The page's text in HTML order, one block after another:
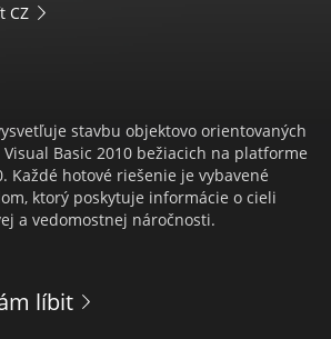
CZ
stavbu objektovo orientovaných
Basic 2010 bežiacich na platforme
Každé hotové riešenie je vybavené
ktorý poskytuje informácie o cieli
a vedomostnej náročnosti.
líbit